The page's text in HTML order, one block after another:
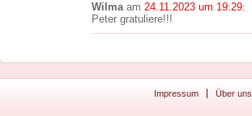
Wilmaam 24.11.2023 um 19:29:
Peter gratuliere!!!
Impressum Über uns